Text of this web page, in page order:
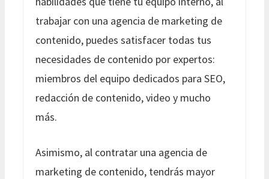
trabajar con una agencia de marketing de
contenido, puedes satisfacer todas tus
necesidades de contenido por expertos:
miembros del equipo dedicados para SEO,
redacción de contenido, video y mucho
más.
Asimismo, al contratar una agencia de
marketing de contenido, tendrás mayor